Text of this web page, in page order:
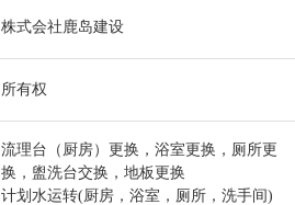
株式会社鹿岛建设
所有权
流理台（厨房）更换，浴室更换，厕所更
换，盥洗台交换，地板更换
计划水运转(厨房，浴室，厕所，洗手间)